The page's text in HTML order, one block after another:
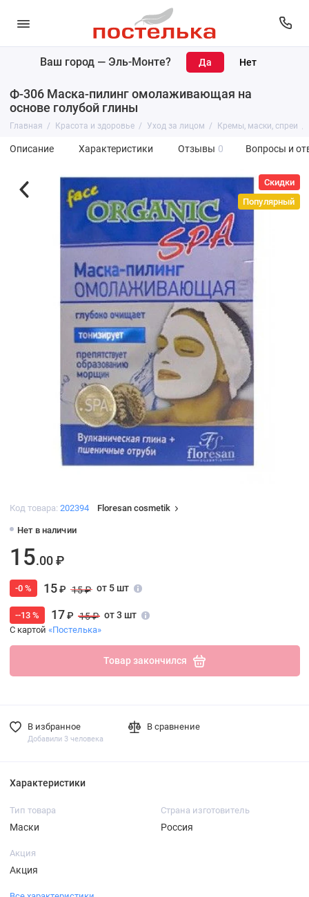
Ваш город — Эль-Монте?
Ф-306 Маска-пилинг омолаживающая на
основе голубой глины
Главная Красота и здоровье Уход за лицом Кремы, маски, спреи
Описание Характеристики Отзывы 0 Вопросы и
Скидки
Популярный
Код товара: 202394 Floresan cosmetik
Нет в наличии
15.00 ₽
-0 % 15₽ 15 ₽ от 5 шт
--13 % 17 ₽ 15 ₽ от 3 шт
С картой «Постелька»
Товар закончился
В избранное
Добавили 3 человека
В сравнение
Характеристики
Тип товара
Маски
Страна изготовитель
Россия
Акция
Акция